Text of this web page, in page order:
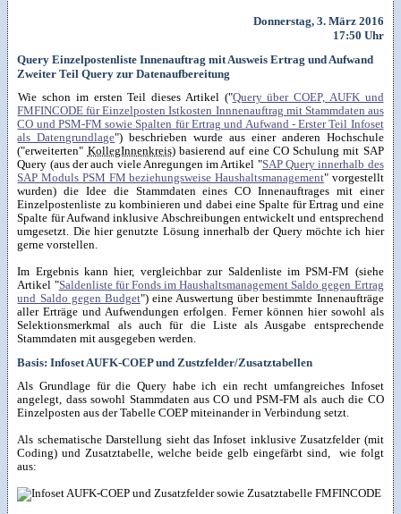
Donnerstag, 3. März 2016
17:50 Uhr
Query Einzelpostenliste Innenauftrag mit Ausweis Ertrag und Aufwand
Zweiter Teil Query zur Datenaufbereitung
Wie schon im ersten Teil dieses Artikel ("Query über COEP, AUFK und
FMFINCODE für Einzelposten Istkosten Innnenauftrag mit Stammdaten aus
CO und PSM-FM sowie Spalten für Ertrag und Aufwand - Erster Teil Infoset
als Datengrundlage") beschrieben wurde aus einer anderen Hochschule
("erweiterten" KollegInnenkreis) basierend auf eine CO Schulung mit SAP
Query (aus der auch viele Anregungen im Artikel "SAP Query innerhalb des
SAP Moduls PSM FM beziehungsweise Haushaltsmanagement" vorgestellt
wurden) die Idee die Stammdaten eines CO Innenauftrages mit einer
Einzelpostenliste zu kombinieren und dabei eine Spalte für Ertrag und eine
Spalte für Aufwand inklusive Abschreibungen entwickelt und entsprechend
umgesetzt. Die hier genutzte Lösung innerhalb der Query möchte ich hier
gerne vorstellen.
Im Ergebnis kann hier, vergleichbar zur Saldenliste im PSM-FM (siehe
Artikel "Saldenliste für Fonds im Haushaltsmanagement Saldo gegen Ertrag
und Saldo gegen Budget") eine Auswertung über bestimmte Innenaufträge
aller Erträge und Aufwendungen erfolgen. Ferner können hier sowohl als
Selektionsmerkmal als auch für die Liste als Ausgabe entsprechende
Stammdaten mit ausgegeben werden.
Basis: Infoset AUFK-COEP und Zustzfelder/Zusatztabellen
Als Grundlage für die Query habe ich ein recht umfangreiches Infoset
angelegt, dass sowohl Stammdaten aus CO und PSM-FM als auch die CO
Einzelposten aus der Tabelle COEP miteinander in Verbindung setzt.
Als schematische Darstellung sieht das Infoset inklusive Zusatzfelder (mit
Coding) und Zusatztabelle, welche beide gelb eingefärbt sind, wie folgt
aus: